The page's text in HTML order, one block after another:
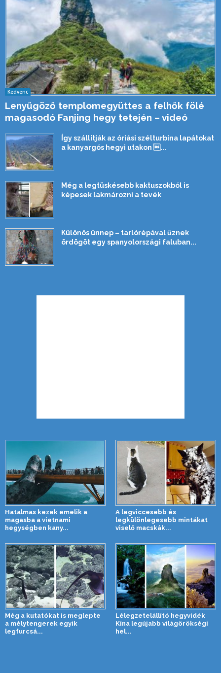
Kedvenc
Lenyűgöző templomegyüttes a felhők fölé
magasodó Fanjing hegy tetején – videó
Így szállítják az óriási szélturbina lapátokat
a kanyargós hegyi utakon ...
Még a legtüskésebb kaktuszokból is
képesek lakmározni a tevék
Különös ünnep – tarlórépával űznek
ördögöt egy spanyolországi faluban...
Hatalmas kezek emelik a
magasba a vietnami
hegységben kany...
A legviccesebb és
legkülönlegesebb mintákat
viselő macskák...
Még a kutatókat is meglepte
a mélytengerek egyik
legfurcsá...
Lélegzetelállító hegyvidék
Kína legújabb világörökségi
hel...